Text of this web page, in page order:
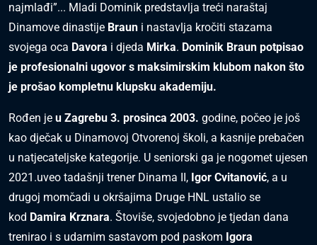
najmlađi”... Mladi Dominik predstavlja treći naraštaj
Dinamove dinastije Braun i nastavlja kročiti stazama
svojega oca Davora i djeda Mirka. Dominik Braun potpisao
je profesionalni ugovor s maksimirskim klubom nakon što
je prošao kompletnu klupsku akademiju.
Rođen je u Zagrebu 3. prosinca 2003. godine, počeo je još
kao dječak u Dinamovoj Otvorenoj školi, a kasnije prebačen
u natjecateljske kategorije. U seniorski ga je nogomet ujesen
2021.uveo tadašnji trener Dinama II, Igor Cvitanović, a u
drugoj momčadi u okršajima Druge HNL ustalio se
kod Damira Krznara. Štoviše, svojedobno je tjedan dana
trenirao i s udarnim sastavom pod paskom Igora